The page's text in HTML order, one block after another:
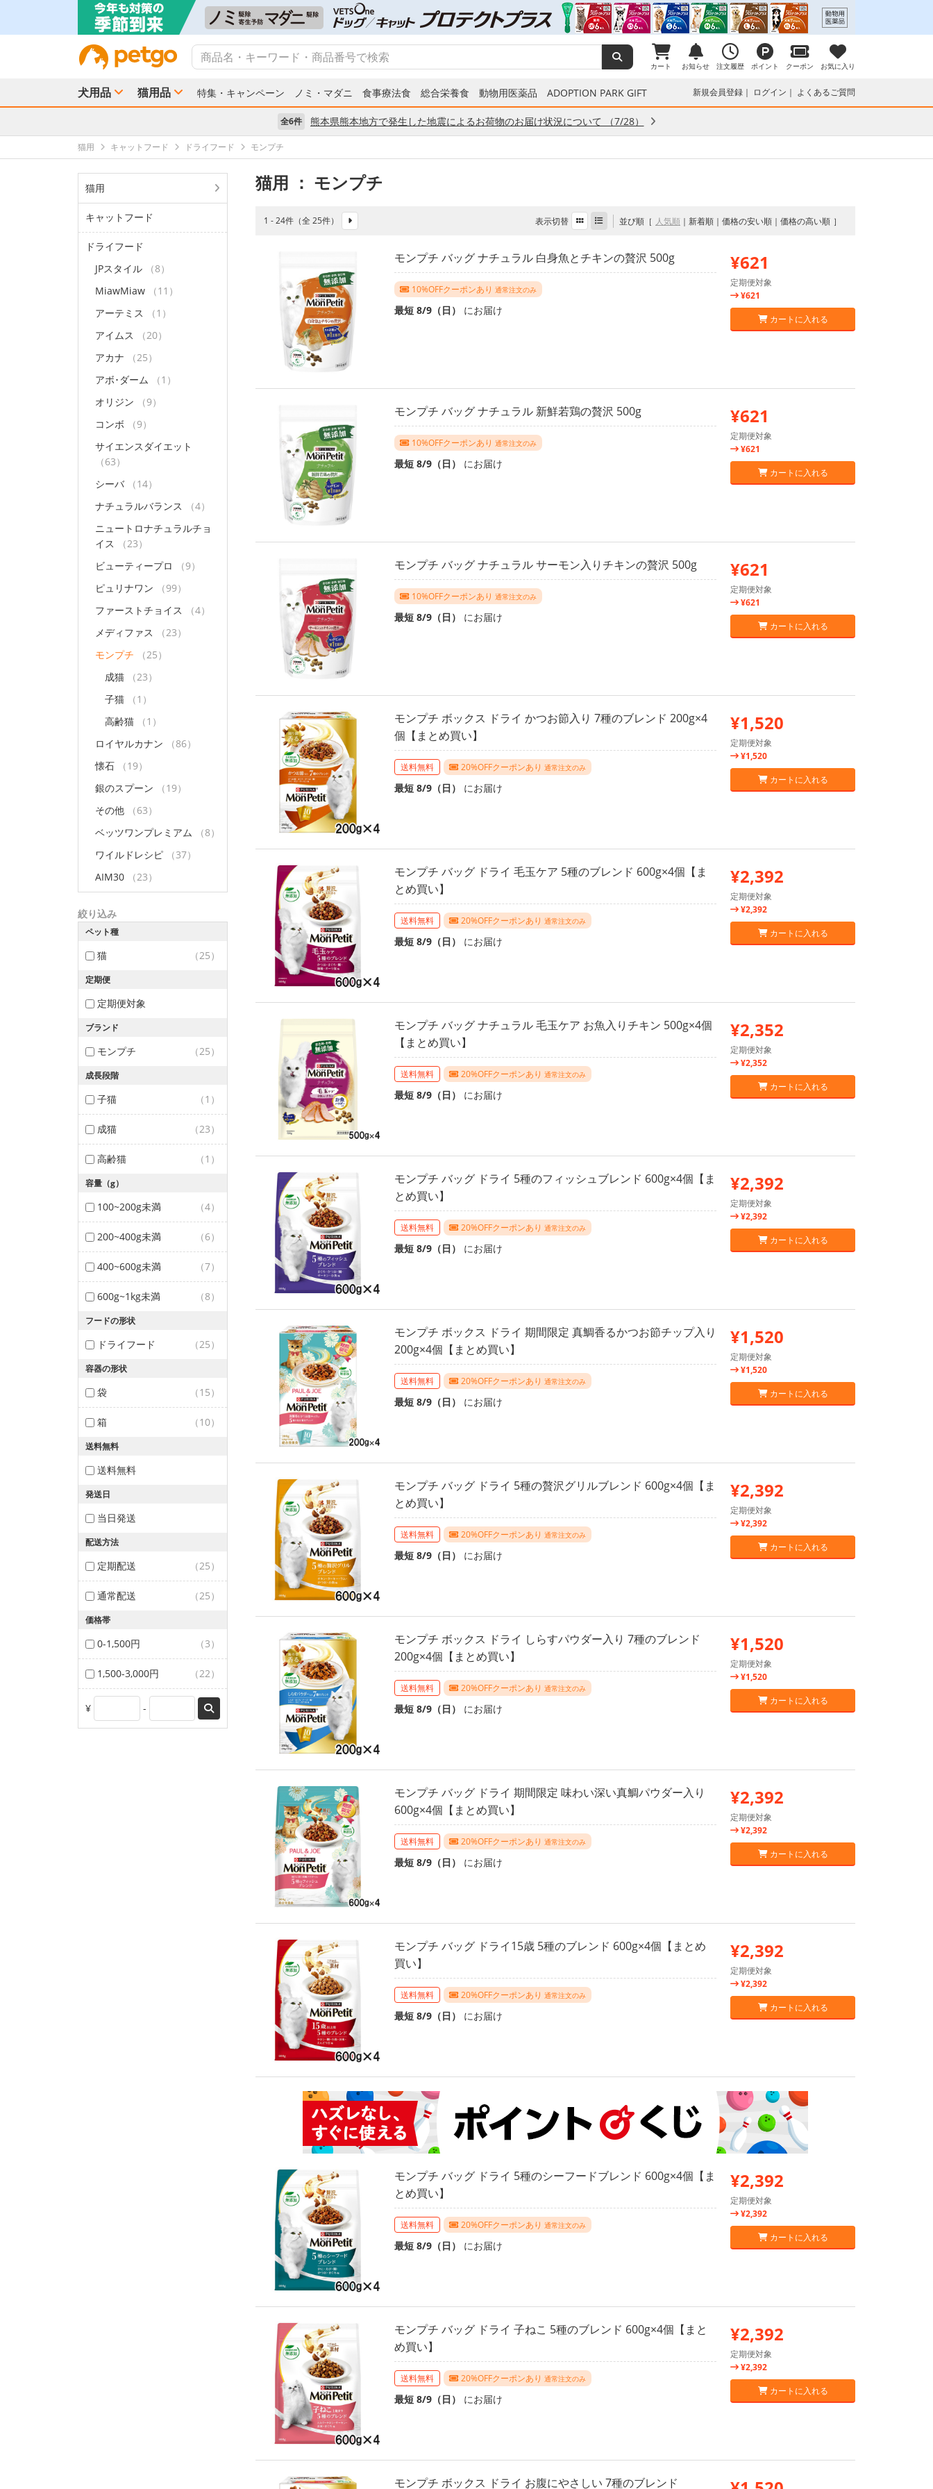
カート お知らせ 注文履歴 ポイント クーポン お気に入り
犬用品 猫用品 特集・キャンペーン ノミ・マダニ 食事療法食 総合栄養食 動物用医薬品 ADOPTION PARK GIFT 新規会員登録 ログイン よくあるご質問
全6件 熊本県熊本地方で発生した地震によるお荷物のお届け状況について （7/28）
猫用 キャットフード ドライフード モンプチ
猫用
キャットフード
ドライフード
JPスタイル
（8）
MiawMiaw
（11）
アーテミス
（1）
アイムス
（20）
アカナ
（25）
アボ･ダーム
（1）
オリジン
（9）
コンボ
（9）
サイエンスダイエット
（63）
シーバ
（14）
ナチュラルバランス
（4）
ニュートロナチュラルチョ
イス
（23）
ビューティープロ
（9）
ピュリナワン
（99）
ファーストチョイス
（4）
メディファス
（23）
モンプチ
（25）
成猫
（23）
子猫
（1）
高齢猫
（1）
ロイヤルカナン
（86）
懐石
（19）
銀のスプーン
（19）
その他
（63）
ベッツワンプレミアム
（8）
ワイルドレシピ
（37）
AIM30
（23）
絞り込み
ペット種
猫 （25）
定期便
定期便対象
ブランド
モンプチ （25）
成長段階
子猫 （1）
成猫 （23）
高齢猫 （1）
容量（g）
100~200g未満 （4）
200~400g未満 （6）
400~600g未満 （7）
600g~1kg未満 （8）
フードの形状
ドライフード （25）
容器の形状
袋 （15）
箱 （10）
送料無料
送料無料
発送日
当日発送
配送方法
定期配送 （25）
通常配送 （25）
価格帯
0-1,500円 （3）
1,500-3,000円 （22）
¥ -
猫用 ： モンプチ
1 - 24件（全 25件） 表示切替 並び順 人気順 新着順 価格の安い順 価格の高い順
モンプチ バッグ ナチュラル 白身魚とチキンの贅沢 500g
10%OFFクーポンあり 通常注文のみ
最短 8/9（日） にお届け
¥621
定期便対象
¥621
カートに入れる
モンプチ バッグ ナチュラル 新鮮若鶏の贅沢 500g
10%OFFクーポンあり 通常注文のみ
最短 8/9（日） にお届け
¥621
定期便対象
¥621
カートに入れる
モンプチ バッグ ナチュラル サーモン入りチキンの贅沢 500g
10%OFFクーポンあり 通常注文のみ
最短 8/9（日） にお届け
¥621
定期便対象
¥621
カートに入れる
モンプチ ボックス ドライ かつお節入り 7種のブレンド 200g×4
個【まとめ買い】
送料無料 20%OFFクーポンあり 通常注文のみ
最短 8/9（日） にお届け
¥1,520
定期便対象
¥1,520
カートに入れる
モンプチ バッグ ドライ 毛玉ケア 5種のブレンド 600g×4個【ま
とめ買い】
送料無料 20%OFFクーポンあり 通常注文のみ
最短 8/9（日） にお届け
¥2,392
定期便対象
¥2,392
カートに入れる
モンプチ バッグ ナチュラル 毛玉ケア お魚入りチキン 500g×4個
【まとめ買い】
送料無料 20%OFFクーポンあり 通常注文のみ
最短 8/9（日） にお届け
¥2,352
定期便対象
¥2,352
カートに入れる
モンプチ バッグ ドライ 5種のフィッシュブレンド 600g×4個【ま
とめ買い】
送料無料 20%OFFクーポンあり 通常注文のみ
最短 8/9（日） にお届け
¥2,392
定期便対象
¥2,392
カートに入れる
モンプチ ボックス ドライ 期間限定 真鯛香るかつお節チップ入り
200g×4個【まとめ買い】
送料無料 20%OFFクーポンあり 通常注文のみ
最短 8/9（日） にお届け
¥1,520
定期便対象
¥1,520
カートに入れる
モンプチ バッグ ドライ 5種の贅沢グリルブレンド 600g×4個【ま
とめ買い】
送料無料 20%OFFクーポンあり 通常注文のみ
最短 8/9（日） にお届け
¥2,392
定期便対象
¥2,392
カートに入れる
モンプチ ボックス ドライ しらすパウダー入り 7種のブレンド
200g×4個【まとめ買い】
送料無料 20%OFFクーポンあり 通常注文のみ
最短 8/9（日） にお届け
¥1,520
定期便対象
¥1,520
カートに入れる
モンプチ バッグ ドライ 期間限定 味わい深い真鯛パウダー入り
600g×4個【まとめ買い】
送料無料 20%OFFクーポンあり 通常注文のみ
最短 8/9（日） にお届け
¥2,392
定期便対象
¥2,392
カートに入れる
モンプチ バッグ ドライ15歳 5種のブレンド 600g×4個【まとめ
買い】
送料無料 20%OFFクーポンあり 通常注文のみ
最短 8/9（日） にお届け
¥2,392
定期便対象
¥2,392
カートに入れる
モンプチ バッグ ドライ 5種のシーフードブレンド 600g×4個【ま
とめ買い】
送料無料 20%OFFクーポンあり 通常注文のみ
最短 8/9（日） にお届け
¥2,392
定期便対象
¥2,392
カートに入れる
モンプチ バッグ ドライ 子ねこ 5種のブレンド 600g×4個【まと
め買い】
送料無料 20%OFFクーポンあり 通常注文のみ
最短 8/9（日） にお届け
¥2,392
定期便対象
¥2,392
カートに入れる
モンプチ ボックス ドライ お腹にやさしい 7種のブレンド